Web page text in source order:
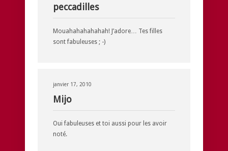
peccadilles
Mouahahahahahah! J’adore… Tes filles
sont fabuleuses ; -)
janvier 17, 2010
Mijo
Oui fabuleuses et toi aussi pour les avoir
noté.